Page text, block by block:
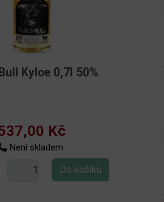
Kyloe 0,7l 50%
Kč
Není skladem